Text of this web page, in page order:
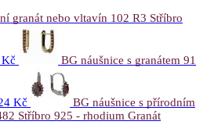
granát nebo vltavín 102 R3 Stříbro
BG náušnice s granátem 91
Kč
BG náušnice s přírodním
Stříbro 925 - rhodium Granát